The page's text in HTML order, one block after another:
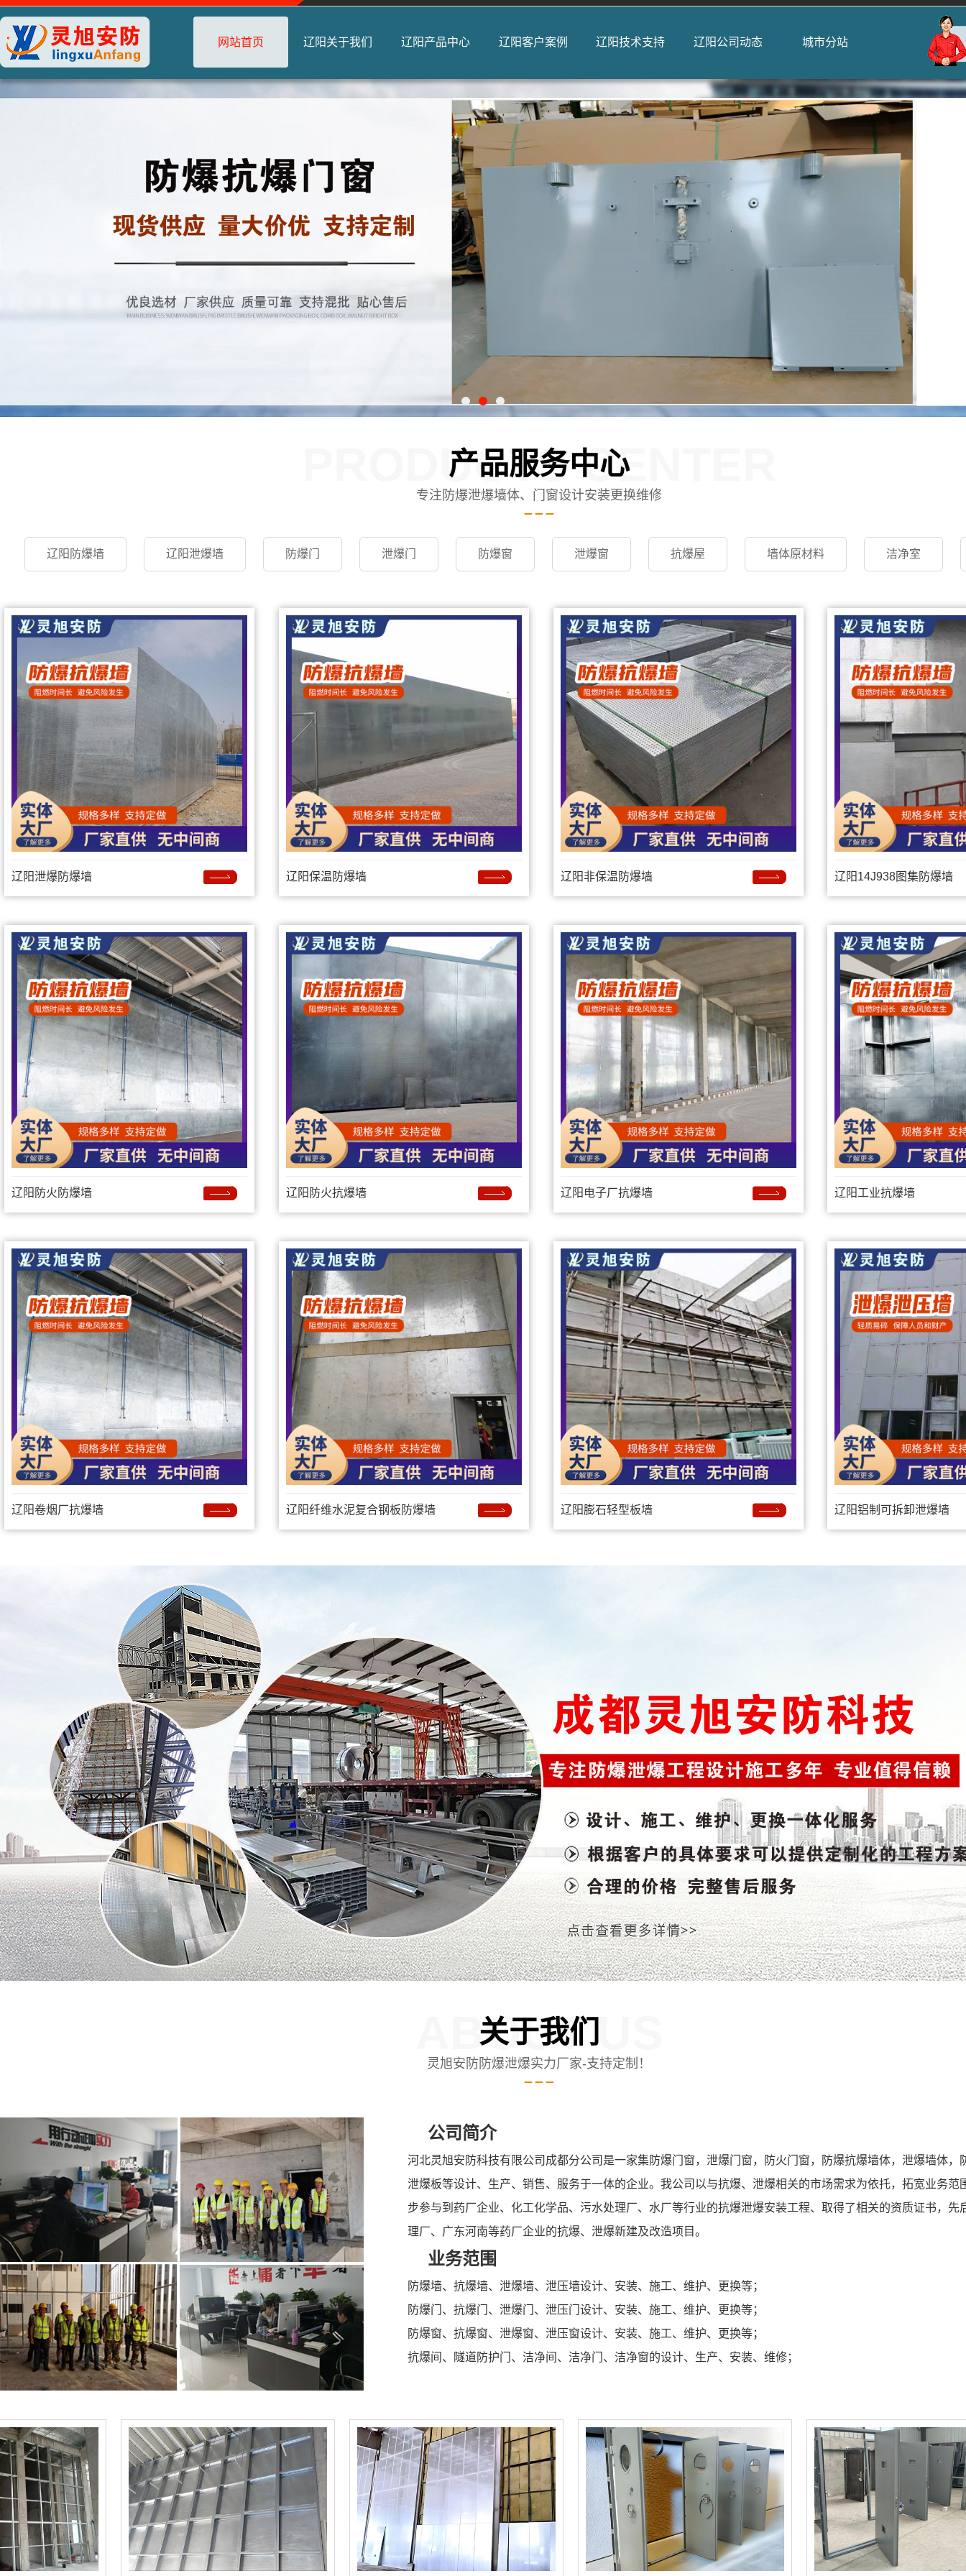
网站首页 辽阳关于我们 辽阳产品中心 辽阳客户案例 辽阳技术支持 辽阳公司动态 城市分站
产品服务中心
PRODUCTS CENTER
专注防爆泄爆墙体、门窗设计安装更换维修
辽阳防爆墙 辽阳泄爆墙 防爆门 泄爆门 防爆窗 泄爆窗 抗爆屋 墙体原材料 洁净室
辽阳泄爆防爆墙 辽阳保温防爆墙 辽阳非保温防爆墙 辽阳14J938图集防爆墙
辽阳防火防爆墙 辽阳防火抗爆墙 辽阳电子厂抗爆墙 辽阳工业抗爆墙
辽阳卷烟厂抗爆墙 辽阳纤维水泥复合钢板防爆墙 辽阳膨石轻型板墙 辽阳铝制可拆卸泄爆墙
关于我们
ABOUT US
灵旭安防防爆泄爆实力厂家-支持定制！
公司简介
河北灵旭安防科技有限公司成都分公司是一家集防爆门窗，泄爆门窗，防火门窗，防爆抗爆墙体，泄爆墙体，
泄爆板等设计、生产、销售、服务于一体的企业。我公司以与抗爆、泄爆相关的市场需求为依托，拓宽业务范
步参与到药厂企业、化工化学品、污水处理厂、水厂等行业的抗爆泄爆安装工程、取得了相关的资质证书，先
理厂、广东河南等药厂企业的抗爆、泄爆新建及改造项目。
业务范围
防爆墙、抗爆墙、泄爆墙、泄压墙设计、安装、施工、维护、更换等；
防爆门、抗爆门、泄爆门、泄压门设计、安装、施工、维护、更换等；
防爆窗、抗爆窗、泄爆窗、泄压窗设计、安装、施工、维护、更换等；
抗爆间、隧道防护门、洁净间、洁净门、洁净窗的设计、生产、安装、维修；